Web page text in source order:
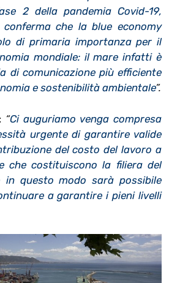
2 della pandemia Covid-19,
che la blue economy
di primaria importanza per il
mondiale: il mare infatti è
di comunicazione più efficiente
e sostenibilità ambientale”.
“Ci auguriamo venga compresa
urgente di garantire valide
del costo del lavoro a
che costituiscono la filiera del
in questo modo sarà possibile
a garantire i pieni livelli